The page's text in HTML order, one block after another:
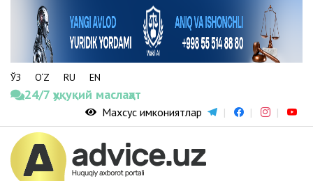
ЎЗ O‘Z RU EN
24/7 ҳуқуқий маслаҳат
Махсус имкониятлар